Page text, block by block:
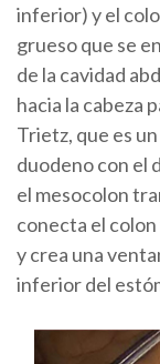
inferior) y el
grueso que se
de la cavidad
hacia la cabeza
Trietz, que es
duodeno con el
el mesocolon
conecta el
y crea una
inferior del